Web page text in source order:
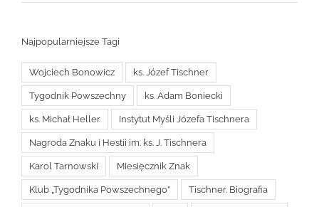
Najpopularniejsze Tagi
Wojciech Bonowicz ks. Józef Tischner
Tygodnik Powszechny ks. Adam Boniecki
ks. Michał Heller Instytut Myśli Józefa Tischnera
Nagroda Znaku i Hestii im. ks. J. Tischnera
Karol Tarnowski Miesięcznik Znak
Klub „Tygodnika Powszechnego” Tischner. Biografia